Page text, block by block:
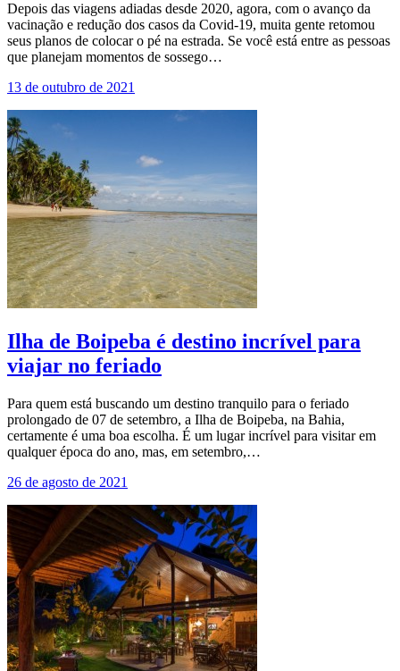
Depois das viagens adiadas desde 2020, agora, com o avanço da
vacinação e redução dos casos da Covid-19, muita gente retomou
seus planos de colocar o pé na estrada. Se você está entre as pessoas
que planejam momentos de sossego…
13 de outubro de 2021
Ilha de Boipeba é destino incrível para
viajar no feriado
Para quem está buscando um destino tranquilo para o feriado
prolongado de 07 de setembro, a Ilha de Boipeba, na Bahia,
certamente é uma boa escolha. É um lugar incrível para visitar em
qualquer época do ano, mas, em setembro,…
26 de agosto de 2021